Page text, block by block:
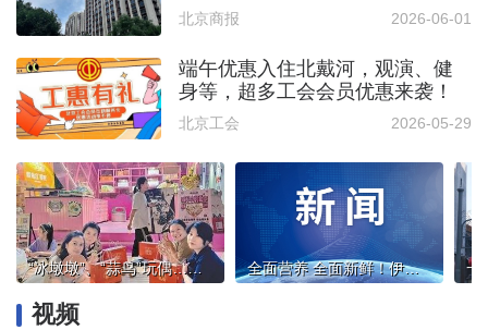
北京商报 2026-06-01
端午优惠入住北戴河，观演、健
身等，超多工会会员优惠来袭！
北京工会 2026-05-29
“冰墩墩”、“蒜鸟”玩偶……城市礼物怎样让人“必购必带” 全面营养 全面新鲜！伊利金领冠于英国剑桥开启全球品牌战略升级！
视频